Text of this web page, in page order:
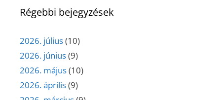
Régebbi bejegyzések
2026. július(10)
2026. június(9)
2026. május(10)
2026. április(9)